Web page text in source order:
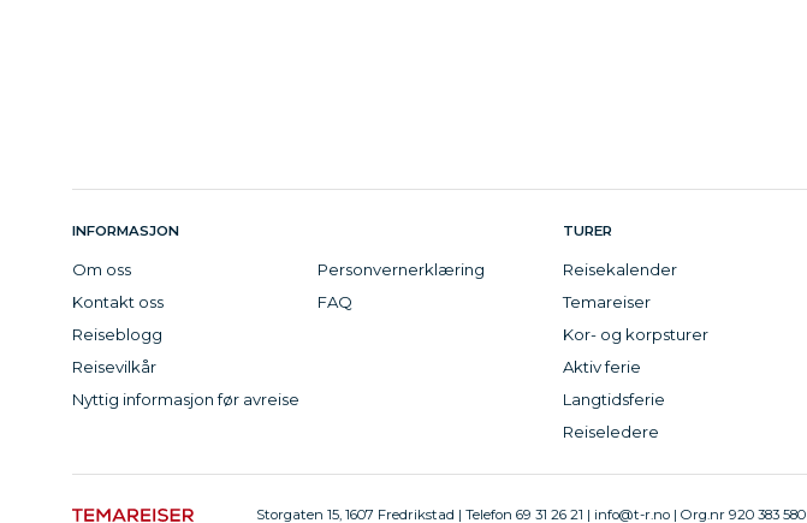
INFORMASJON
Om oss
Kontakt oss
Reiseblogg
Reisevilkår
Nyttig informasjon før avreise
Personvernerklæring
FAQ
TURER
Reisekalender
Temareiser
Kor- og korpsturer
Aktiv ferie
Langtidsferie
Reiseledere
Storgaten 15, 1607 Fredrikstad | Telefon 69 31 26 21 | info@t-r.no| Org.nr 920 383 580